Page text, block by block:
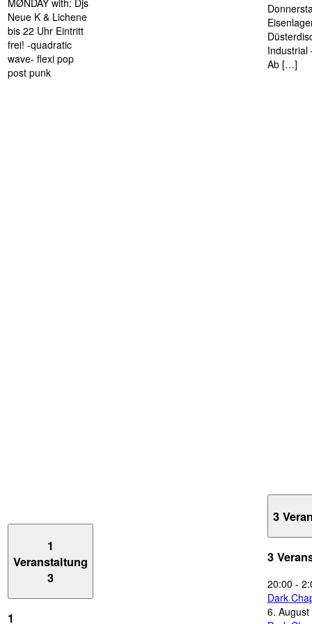
Neue K & Lichene
bis 22 Uhr Eintritt
frei! -quadratic
wave- flexi pop
post punk
Industrial
Ab […]
1
Veranstaltung
3
1
3
3
20:00 -
Dark
6.